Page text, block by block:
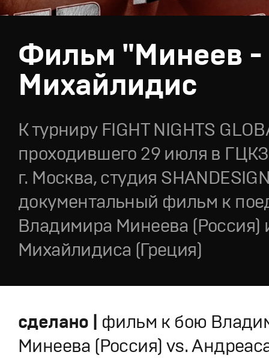
Фильм "Минеев -
Михайлидис
К турниру FIGHT NIGHTS
проходившего 29 июля в
г. Москва, студия
документальный фильм к
Владимира Минеева (Россия)
Михайлидиса (Греция)
сделано | фильм к бою
Минеева (Россия) vs.